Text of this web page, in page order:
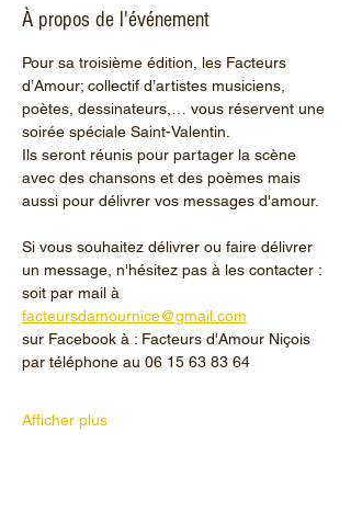
À propos de l'événement
Pour sa troisième édition, les Facteurs
d’Amour; collectif d’artistes musiciens,
poètes, dessinateurs,… vous réservent une
soirée spéciale Saint-Valentin.
Ils seront réunis pour partager la scène
avec des chansons et des poèmes mais
aussi pour délivrer vos messages d'amour.
Si vous souhaitez délivrer ou faire délivrer
un message, n'hésitez pas à les contacter :
soit par mail à
facteursdamournice@gmail.com
sur Facebook à : Facteurs d'Amour Niçois
par téléphone au 06 15 63 83 64
Afficher plus